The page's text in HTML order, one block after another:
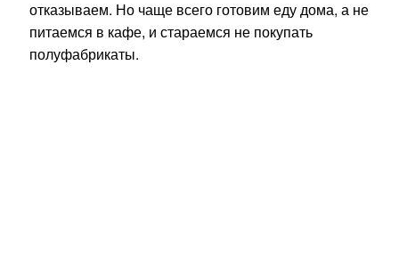
отказываем. Но чаще всего готовим еду дома, а не
питаемся в кафе, и стараемся не покупать
полуфабрикаты.